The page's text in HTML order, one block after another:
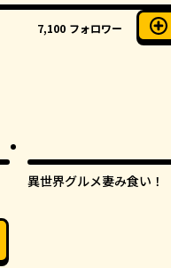
7,100 フォロワー
異世界グルメ妻み食い！